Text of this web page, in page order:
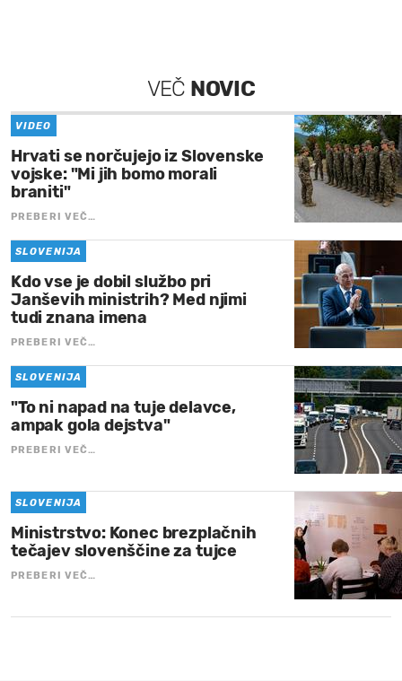
VEČ NOVIC
VIDEO
Hrvati se norčujejo iz Slovenske
vojske: "Mi jih bomo morali
braniti"
PREBERI VEČ…
SLOVENIJA
Kdo vse je dobil službo pri
Janševih ministrih? Med njimi
tudi znana imena
PREBERI VEČ…
SLOVENIJA
"To ni napad na tuje delavce,
ampak gola dejstva"
PREBERI VEČ…
SLOVENIJA
Ministrstvo: Konec brezplačnih
tečajev slovenščine za tujce
PREBERI VEČ…